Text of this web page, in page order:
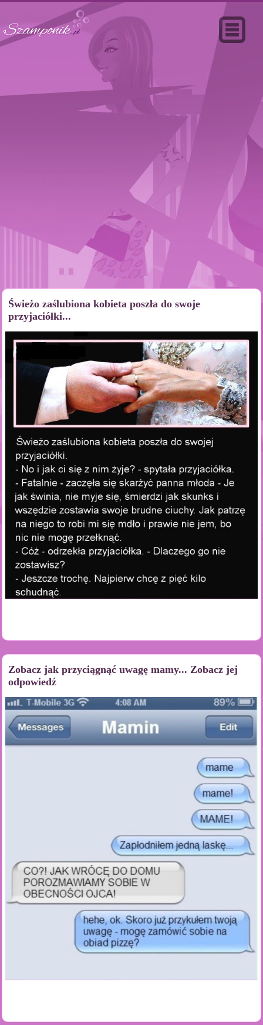
Świeżo zaślubiona kobieta poszła do swoje
przyjaciółki...
Zobacz jak przyciągnąć uwagę mamy... Zobacz jej
odpowiedź